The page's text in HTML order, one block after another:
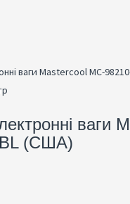
ваги
BL (США)